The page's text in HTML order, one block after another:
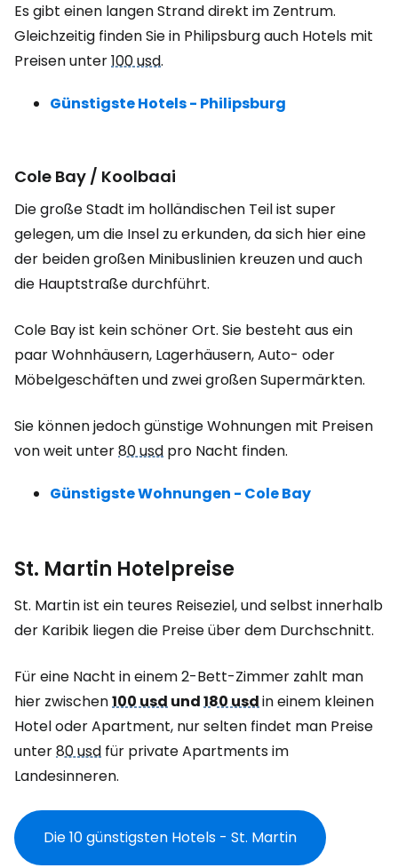
Es gibt einen langen Strand direkt im Zentrum.
Gleichzeitig finden Sie in Philipsburg auch Hotels mit
Preisen unter100 usd.
Günstigste Hotels - Philipsburg
Cole Bay / Koolbaai
Die große Stadt im holländischen Teil ist super
gelegen, um die Insel zu erkunden, da sich hier eine
der beiden großen Minibuslinien kreuzen und auch
die Hauptstraße durchführt.
Cole Bay ist kein schöner Ort. Sie besteht aus ein
paar Wohnhäusern, Lagerhäusern, Auto- oder
Möbelgeschäften und zwei großen Supermärkten.
Sie können jedoch günstige Wohnungen mit Preisen
von weit unter80 usd pro Nacht finden.
Günstigste Wohnungen - Cole Bay
St. Martin Hotelpreise
St. Martin ist ein teures Reiseziel, und selbst innerhalb
der Karibik liegen die Preise über dem Durchschnitt.
Für eine Nacht in einem 2-Bett-Zimmer zahlt man
hier zwischen100 usdund180 usdin einem kleinen
Hotel oder Apartment, nur selten findet man Preise
unter80 usd für private Apartments im
Landesinneren.
Die 10 günstigsten Hotels - St. Martin